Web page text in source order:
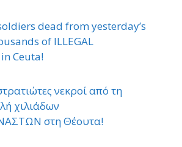
dead from yesterday’s
of ILLEGAL
Ceuta!
νεκροί από τη
χιλιάδων
στη Θέουτα!